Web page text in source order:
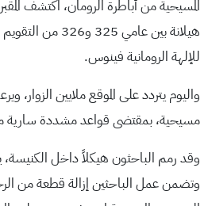
المسيحية من أباطرة الرومان، اكتشف
هيلانة بين عامي
للإلهة الرومانية فينوس.
واليوم يتردد على الموقع ملايين الزوار،
مسيحية، بمقتضى قواعد مشددة سارية
وقد رمم الباحثون هيكلاً داخل الكنيسة،
وتضمن عمل الباحثين إزالة قطعة من